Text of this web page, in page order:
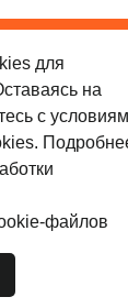
us
All rights
policy
для
на
с
файлов